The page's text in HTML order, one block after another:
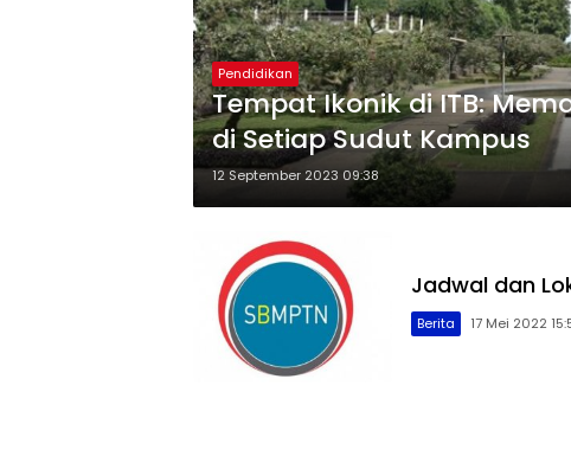
Pendidikan
Tempat Ikonik di ITB:
di Setiap Sudut Kampus
12 September 2023 09:38
Jadwal dan
Berita 17 Mei 2022